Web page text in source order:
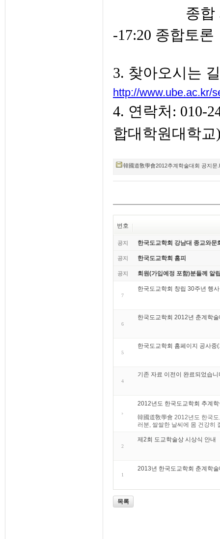
종합
-17:20 종합토론
3. 찾아오시는
http://www.ube.ac.kr/
4. 연락처: 010-
합대학원대학교
韓國道敎學會2012추계학술대회 공지문
번호
공지 한국도교학회 강남대 종교와문
공지 한국도교학회 홈피
공지 회원(가입예정 포함)분들께 알
7
한국도교학회 창립 30주년 행
6
한국도교학회 2012년 춘계학
5
한국도교학회 홈페이지 공사중
4
기존 자료 이전이 완료되었습니
2012년도 한국도교학회 추계
韓國道敎學會 2012년도 한국
러분, 쌀쌀한 날씨에 몸 건강히
2
제2회 도교학술상 시상식 안내
1
2013년 한국도교학회 춘계학
목록